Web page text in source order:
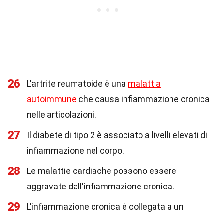
26 L'artrite reumatoide è una malattia
autoimmune che causa infiammazione cronica
nelle articolazioni.
27
Il diabete di tipo 2 è associato a livelli elevati di
infiammazione nel corpo.
28
Le malattie cardiache possono essere
aggravate dall'infiammazione cronica.
29
L'infiammazione cronica è collegata a un